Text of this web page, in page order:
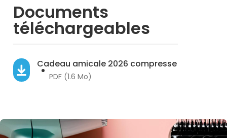
Documents
téléchargeables
Cadeau amicale 2026 compresse
PDF (1.6 Mo)